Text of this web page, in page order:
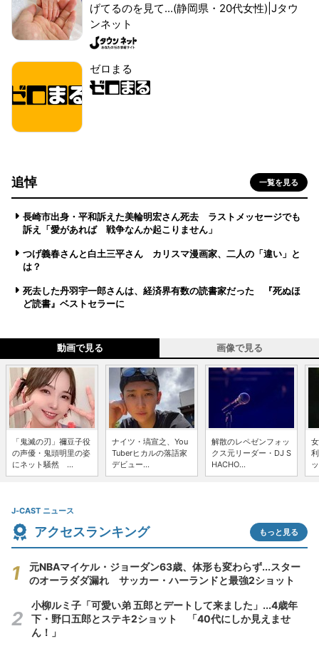
げてるのを見て...(静岡県・20代女性)|Jタウ
ンネット
ゼロまる
追悼 一覧を見る
長崎市出身・平和訴えた美輪明宏さん死去 ラストメッセージでも
訴え「愛があれば 戦争なんか起こりません」
つげ義春さんと白土三平さん カリスマ漫画家、二人の「違い」と
は？
死去した丹羽宇一郎さんは、経済界有数の読書家だった 『死ぬほ
ど読書』ベストセラーに
動画で見る 画像で見る
「鬼滅の刃」禰豆子役
の声優・鬼頭明里の姿
にネット騒然 ...
ナイツ・塙宣之、You
Tuberヒカルの落語家
デビュー...
解散のレペゼンフォッ
クス元リーダー・DJ S
HACHO...
J-CAST ニュース
アクセスランキング もっと見る
元NBAマイケル・ジョーダン63歳、体形も変わらず...スター
のオーラダダ漏れ サッカー・ハーランドと最強2ショット
小柳ルミ子「可愛い弟 五郎とデートして来ました」...4歳年
下・野口五郎とステキ2ショット 「40代にしか見えませ
ん！」